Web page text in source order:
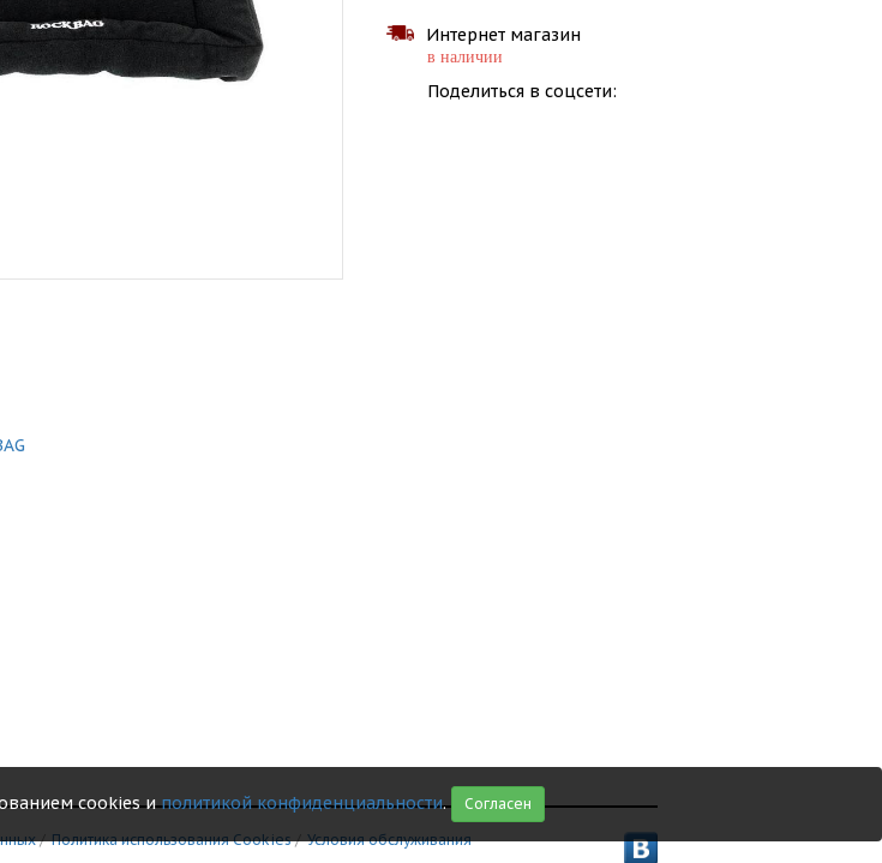
Интернет магазин
в наличии
Поделиться в соцсети:
/Политика использования Сookies/Условия обслуживания
cookies иполитикой конфиденциальности. Согласен